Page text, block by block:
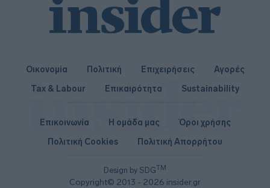
Οικονομία Πολιτική Επιχειρήσεις
Αγορές
Tax & Labour
Επικαιρότητα Sustainability
Design by SDGTM
Copyright© 2013 - 2026 insider.gr
Επικοινωνία Η ομάδα μας
Όροι χρήσης
Πολιτική Cookies
Πολιτική Απορρήτου